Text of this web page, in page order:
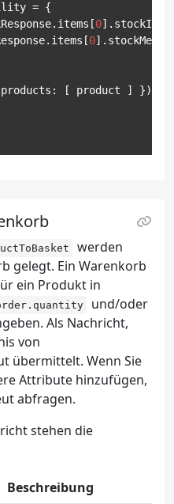
= {
. items [0].
. items [0].
products : [ product ]
});
werden
gelegt. Ein Warenkorb
ein Produkt in
und/oder
Als Nachricht,
von
übermittelt. Wenn Sie
Attribute hinzufügen,
abfragen.
stehen die
Beschreibung